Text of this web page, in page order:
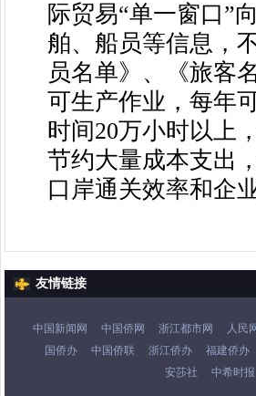
际贸易“单一窗口”
舶、船员等信息，
员名单》、《旅客
可生产作业，每年
时间20万小时以上
节约大量成本支出
口岸通关效率和企
友情链接
中国新闻网 中国侨网 浙江都市网 人民
国侨办
中国侨联 浙江侨办 福建侨办
安莎社
中希时报